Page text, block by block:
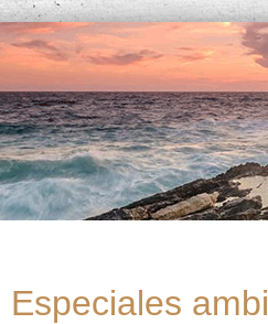
Especiales